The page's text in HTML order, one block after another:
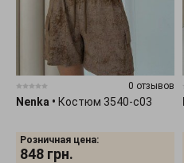
0 отзывов
Nenka • Костюм 3540-c03
Розничная цена:
848 грн.